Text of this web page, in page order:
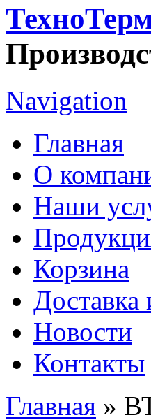
Navigation
Главная
О
Наши
Корзина
Доставка
Новости
Контакты
Вы здесь
Главная »